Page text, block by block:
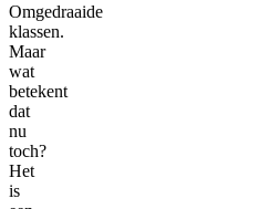
Omgedraaide
klassen.
Maar
wat
betekent
dat
nu
toch?
Het
is